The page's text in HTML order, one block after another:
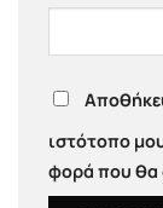
ιστότοπο
φορά που θα